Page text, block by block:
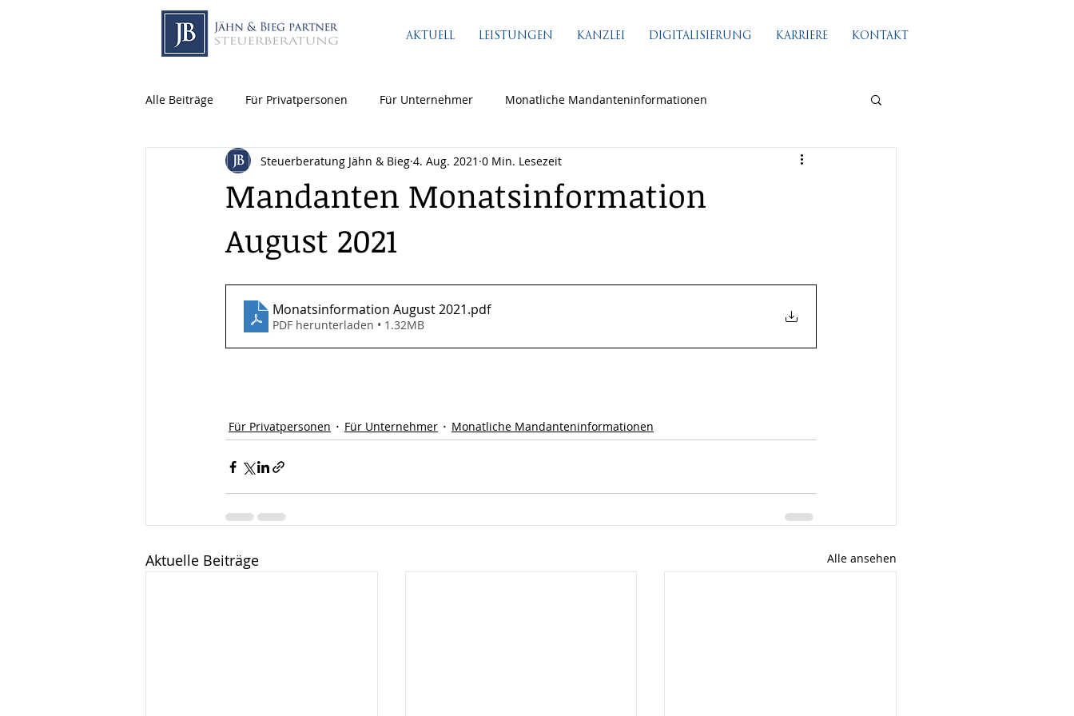
AKTUELL LEISTUNGEN KANZLEI DIGITALISIERUNG KARRIERE KONTAKT
Alle Beiträge Für Privatpersonen Für Unternehmer Monatliche Mandanteninformationen
Mandanten Monatsinformation
August 2021
Steuerberatung Jähn & Bieg 4. Aug. 2021 0 Min. Lesezeit
Monatsinformation August 2021.pdf
PDF herunterladen • 1.32MB
Für Privatpersonen Für Unternehmer Monatliche Mandanteninformationen
Aktuelle Beiträge Alle ansehen